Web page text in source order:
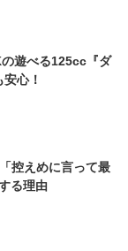
遊べる125cc『ダ
心！
控えめに言って最
る理由